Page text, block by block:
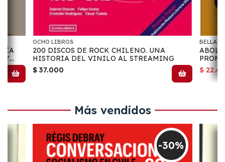
Y
OCHO LIBROS
200 DISCOS DE ROCK CHILENO. UNA
HISTORIA DEL VINILO AL STREAMING
$ 37.000
$
Más vendidos
-30%